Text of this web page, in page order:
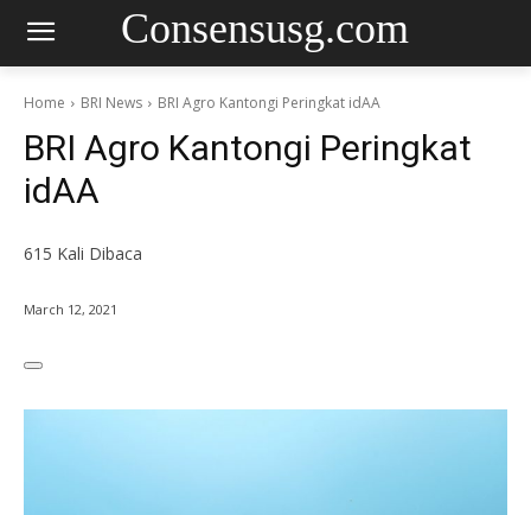
Consensusg.com
Home BRI News BRI Agro Kantongi Peringkat idAA
BRI Agro Kantongi Peringkat
idAA
615 Kali Dibaca
March 12, 2021